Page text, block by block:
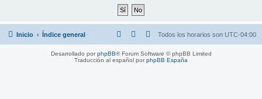
Inicio Índice general Todos los horarios son UTC-04:00
Desarrollado porphpBB® Forum Software © phpBB Limited
Traducción al español porphpBB España